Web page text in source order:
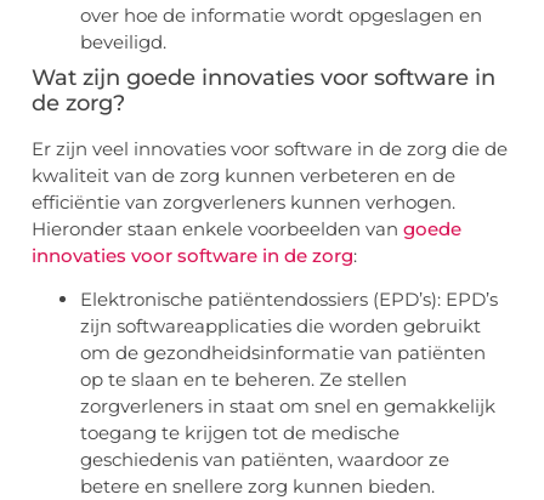
over hoe de informatie wordt opgeslagen en
beveiligd.
Wat zijn goede innovaties voor software in
de zorg?
Er zijn veel innovaties voor software in de zorg die de
kwaliteit van de zorg kunnen verbeteren en de
efficiëntie van zorgverleners kunnen verhogen.
Hieronder staan enkele voorbeelden van goede
innovaties voor software in de zorg:
Elektronische patiëntendossiers (EPD’s): EPD’s
zijn softwareapplicaties die worden gebruikt
om de gezondheidsinformatie van patiënten
op te slaan en te beheren. Ze stellen
zorgverleners in staat om snel en gemakkelijk
toegang te krijgen tot de medische
geschiedenis van patiënten, waardoor ze
betere en snellere zorg kunnen bieden.